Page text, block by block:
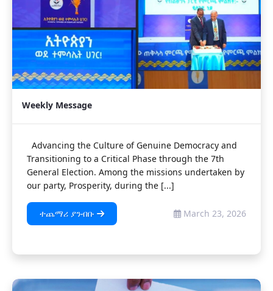
Weekly Message
Advancing the Culture of Genuine Democracy and
Transitioning to a Critical Phase through the 7th
General Election. Among the missions undertaken by
our party, Prosperity, during the [...]
ተጨማሪ ያንብቡ March 23, 2026